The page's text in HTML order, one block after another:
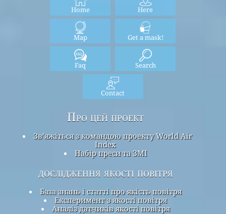
Home Here
Map Get a mask!
Faq Search
Contact
Про цей проект
Зв’яжіться з командою проекту World Air
Index
Набір преси та ЗМІ
дослідження якості повітря
База знань і статті про якість повітря
Експеримент з якості повітря
Аналіз датчиків якості повітря